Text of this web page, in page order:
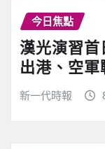
今日焦點
漢光演習
出港、空
新一代時報